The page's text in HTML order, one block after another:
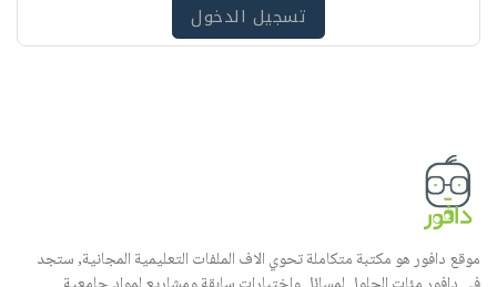
تسجيل الدخول
موقع دافور هو مكتبة متكاملة تحوي الاف الملفات التعليمية المجانية, ستجد